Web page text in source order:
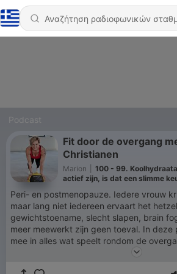
Podcast
Fit door de overgang
Christianen
Marion
100 - 99.
actief zijn, is dat een slimme
Peri- en postmenopauze. Iedere vrouw
maar lang niet iedereen ervaart het
gewichtstoename, slecht slapen, brain
meer meewerkt zijn geen toeval. In deze podcast neem ik je
mee in alles wat speelt rondom de
en postmenopauze, Menopauze